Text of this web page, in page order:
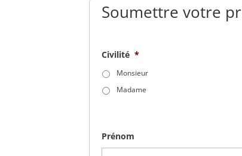
Soumettre votre
Civilité *
Monsieur
Madame
Prénom